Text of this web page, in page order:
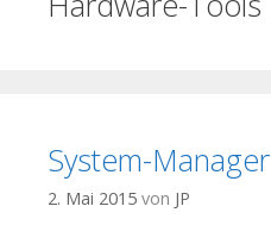
System-Manager
2. Mai 2015 von JP